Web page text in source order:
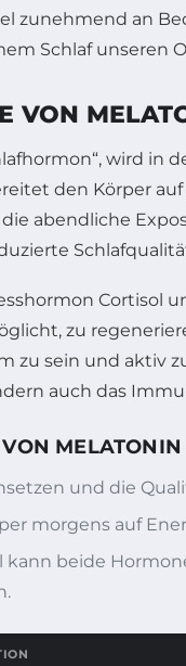
zunehmend an
Schlaf unseren
VON
wird
den Körper
abendliche
Cortisol
zu
zu sein und aktiv
auch das
und die
morgens auf
kann beide